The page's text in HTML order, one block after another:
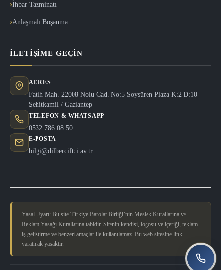
İhbar Tazminatı
Anlaşmalı Boşanma
İLETIŞIME GEÇIN
ADRES
Fatih Mah. 22008 Nolu Cad. No:5 Soysüren Plaza K:2 D:10
Şehitkamil / Gaziantep
TELEFON & WHATSAPP
0532 786 08 50
E-POSTA
bilgi@dilberciftci.av.tr
Yasal Uyarı: Bu site Türkiye Barolar Birliği’nin Meslek Kurallarına ve
Reklam Yasağı Kurallarına tabidir. Sitenin kendisi, logosu ve içeriği, reklam
iş geliştirme ve benzeri amaçlar ile kullanılamaz. Bu web sitesine link
yaratmak yasaktır.